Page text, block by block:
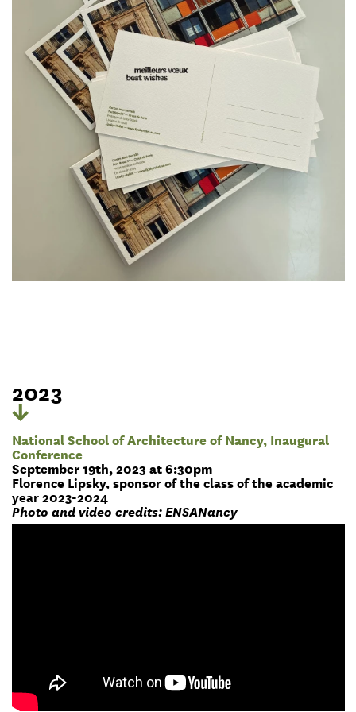
2023
National School of Architecture of Nancy, Inaugural
Conference
September 19th, 2023 at 6:30pm
Florence Lipsky, sponsor of the class of the academic
year 2023-2024
Photo and video credits: ENSANancy